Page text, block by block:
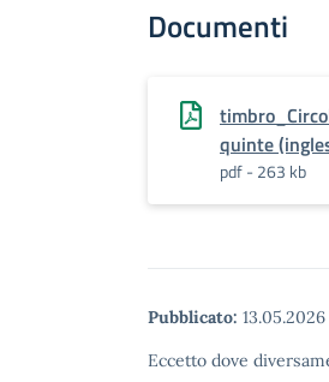
Documenti
quinte
pdf - 263 kb
Pubblicato: 13.05.2026
Eccetto dove